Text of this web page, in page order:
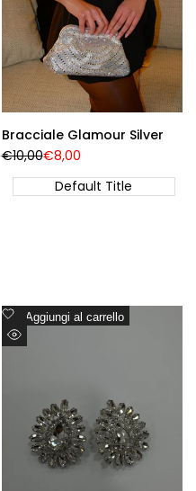
Bracciale Glamour Silver
Prezzo
Regolare
€10,00Prezzo
vendita
€8,00
Default Title
Aggiungi al carrello
Aggiungi
alla
desideri